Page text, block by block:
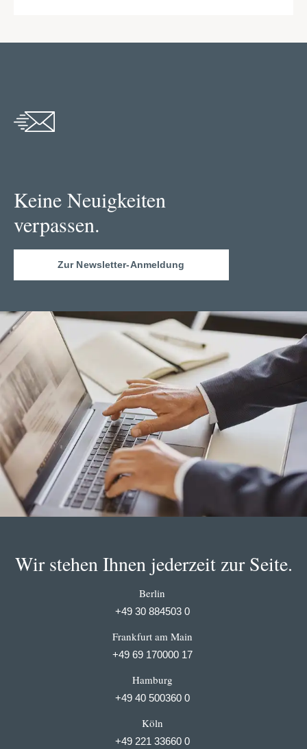
Keine Neuigkeiten
verpassen.
Zur Newsletter-Anmeldung
Wir stehen Ihnen jederzeit zur Seite.
Berlin
+49 30 884503 0
Frankfurt am Main
+49 69 170000 17
Hamburg
+49 40 500360 0
Köln
+49 221 33660 0